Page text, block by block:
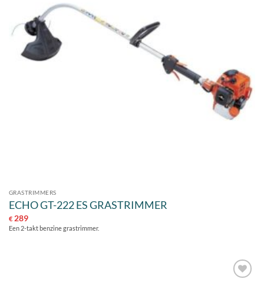
GRASTRIMMERS
ECHO GT-222 ES GRASTRIMMER
€289
Een 2-takt benzine grastrimmer.